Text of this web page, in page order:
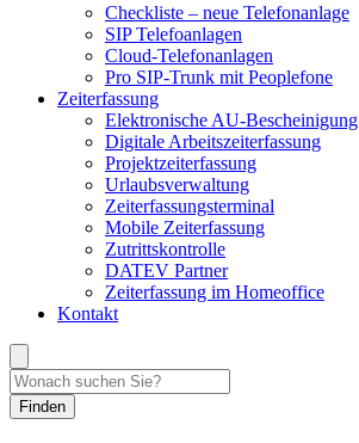
Checkliste – neue Telefonanlage
SIP Telefoanlagen
Cloud-Telefonanlagen
Pro SIP-Trunk mit Peoplefone
Zeiterfassung
Elektronische AU-Bescheinigung
Digitale Arbeitszeiterfassung
Projektzeiterfassung
Urlaubsverwaltung
Zeiterfassungsterminal
Mobile Zeiterfassung
Zutrittskontrolle
DATEV Partner
Zeiterfassung im Homeoffice
Kontakt
Finden